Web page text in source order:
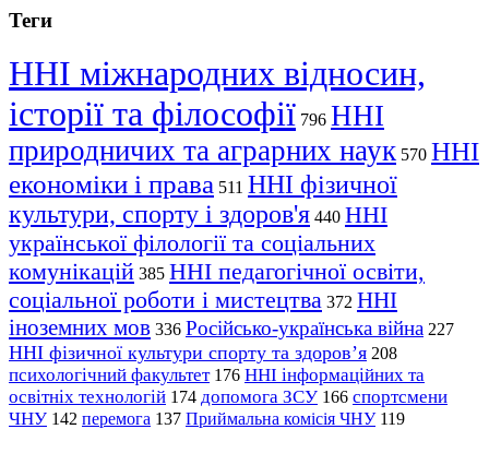
Теги
ННІ міжнародних відносин,
історії та філософії 796 ННІ
природничих та аграрних наук 570 ННІ
економіки і права 511 ННІ фізичної
культури, спорту і здоров'я 440 ННІ
української філології та соціальних
комунікацій 385 ННІ педагогічної освіти,
соціальної роботи і мистецтва 372 ННІ
іноземних мов 336 Російсько-українська війна 227
ННІ фізичної культури спорту та здоров’я 208
психологічний факультет 176 ННІ інформаційних та
освітніх технологій 174 допомога ЗСУ 166 спортсмени
ЧНУ 142 перемога 137 Приймальна комісія ЧНУ 119